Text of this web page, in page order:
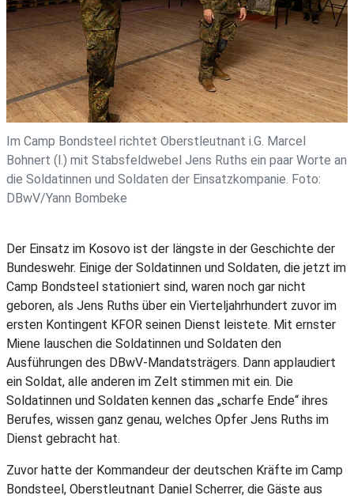
Im Camp Bondsteel richtet Oberstleutnant i.G. Marcel
Bohnert (l.) mit Stabsfeldwebel Jens Ruths ein paar Worte an
die Soldatinnen und Soldaten der Einsatzkompanie. Foto:
DBwV/Yann Bombeke
Der Einsatz im Kosovo ist der längste in der Geschichte der
Bundeswehr. Einige der Soldatinnen und Soldaten, die jetzt im
Camp Bondsteel stationiert sind, waren noch gar nicht
geboren, als Jens Ruths über ein Vierteljahrhundert zuvor im
ersten Kontingent KFOR seinen Dienst leistete. Mit ernster
Miene lauschen die Soldatinnen und Soldaten den
Ausführungen des DBwV-Mandatsträgers. Dann applaudiert
ein Soldat, alle anderen im Zelt stimmen mit ein. Die
Soldatinnen und Soldaten kennen das „scharfe Ende“ ihres
Berufes, wissen ganz genau, welches Opfer Jens Ruths im
Dienst gebracht hat.
Zuvor hatte der Kommandeur der deutschen Kräfte im Camp
Bondsteel, Oberstleutnant Daniel Scherrer, die Gäste aus